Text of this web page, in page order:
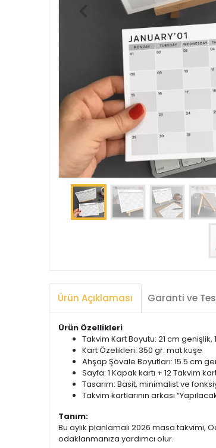
Ürün Açıklaması Garanti ve
Ürün Özellikleri
Takvim Kart Boyutu: 21 cm genişlik,
Kart Özelikleri: 350 gr. mat kuşe
Ahşap Şövale Boyutları: 15.5 cm
Sayfa: 1 Kapak kartı + 12 Takvim
Tasarım: Basit, minimalist ve
Takvim kartlarının arkası
Tanım:
Bu aylık planlamalı 2026 masa takvimi,
odaklanmanıza yardımcı olur.